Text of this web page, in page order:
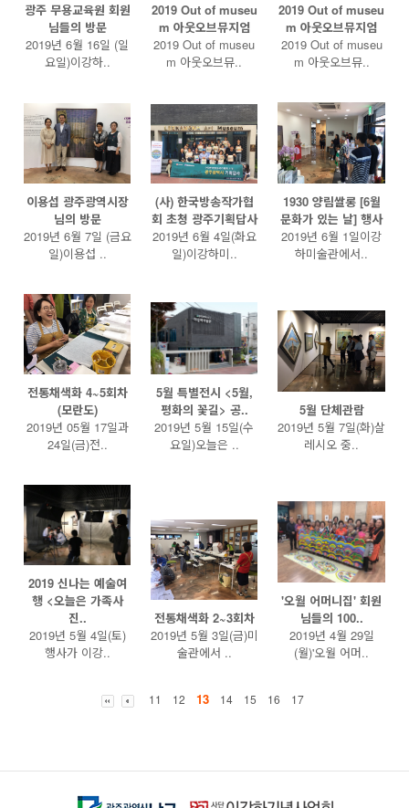
광주 무용교육원 회원
님들의 방문
2019년 6월 16일 (일
요일)이강하..
2019 Out of museu
m 아웃오브뮤지엄
2019 Out of museu
m 아웃오브뮤..
2019 Out of museu
m 아웃오브뮤지엄
2019 Out of museu
m 아웃오브뮤..
이용섭 광주광역시장
님의 방문
2019년 6월 7일 (금요
일)이용섭 ..
(사) 한국방송작가협
회 초청 광주기획답사
2019년 6월 4일(화요
일)이강하미..
1930 양림쌀롱 [6월
문화가 있는 날] 행사
2019년 6월 1일이강
하미술관에서..
전통채색화 4~5회차
(모란도)
2019년 05월 17일과
24일(금)전..
5월 특별전시 <5월,
평화의 꽃길> 공..
2019년 5월 15일(수
요일)오늘은 ..
5월 단체관람
2019년 5월 7일(화)살
레시오 중..
2019 신나는 예술여
행 <오늘은 가족사
진..
2019년 5월 4일(토)
행사가 이강..
전통채색화 2~3회차
2019년 5월 3일(금)미
술관에서 ..
'오월 어머니집' 회원
님들의 100..
2019년 4월 29일
(월)'오월 어머..
11 12 13 14 15 16 17